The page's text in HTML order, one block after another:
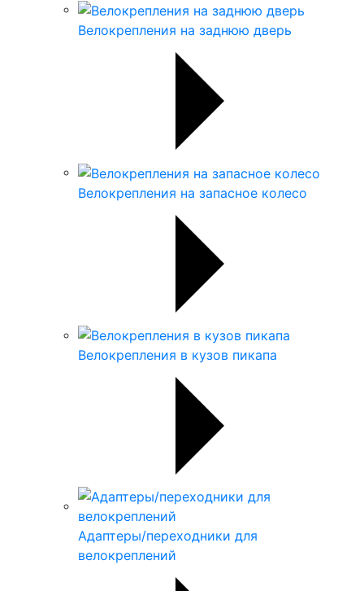
Велокрепления на заднюю дверь
Велокрепления на запасное колесо
Велокрепления в кузов пикапа
Адаптеры/переходники для
велокреплений